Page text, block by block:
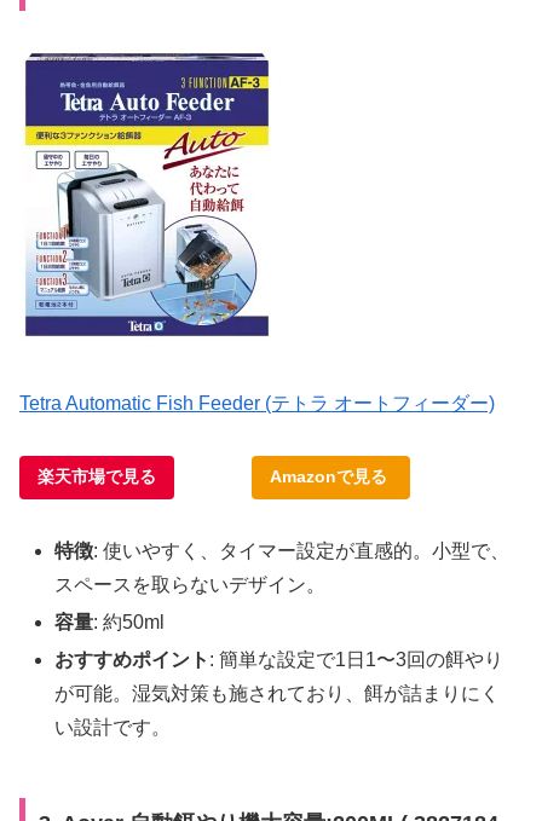
Tetra Automatic Fish Feeder (テトラ オートフィーダー)
楽天市場で見る Amazonで見る
特徴: 使いやすく、タイマー設定が直感的。小型で、
スペースを取らないデザイン。
容量: 約50ml
おすすめポイント : 簡単な設定で1日1〜3回の餌やり
が可能。湿気対策も施されており、餌が詰まりにく
い設計です。